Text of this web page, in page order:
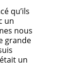
qu’ils
un
nous
grande
un